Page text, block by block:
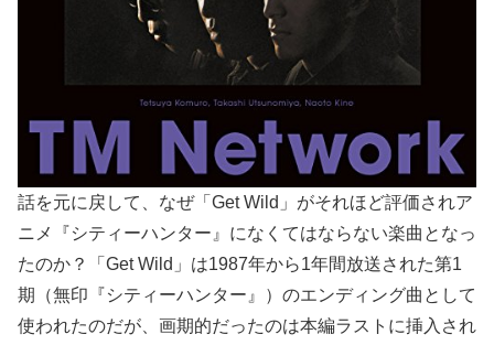
話を元に戻して、なぜ「Get Wild」がそれほど評価されア
ニメ『シティーハンター』になくてはならない楽曲となっ
たのか？「Get Wild」は1987年から1年間放送された第1
期（無印『シティーハンター』）のエンディング曲として
使われたのだが、画期的だったのは本編ラストに挿入され